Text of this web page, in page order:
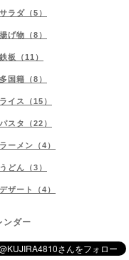
サラダ（5）
揚げ物（8）
鉄板（11）
多国籍（8）
ライス（15）
パスタ（22）
ラーメン（4）
うどん（3）
デザート（4）
ンダー